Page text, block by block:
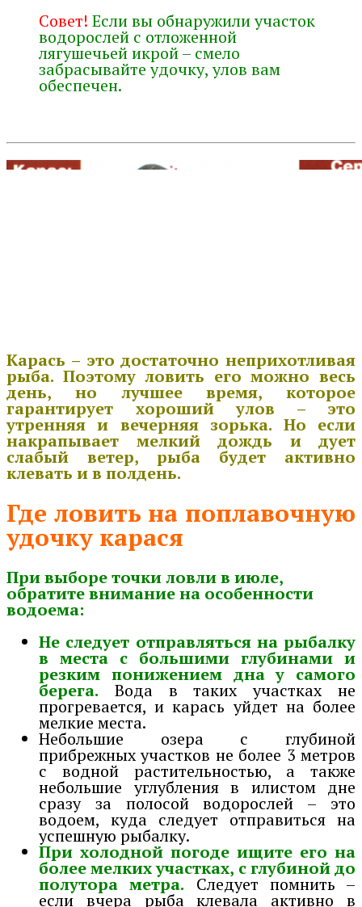
Совет! Если вы обнаружили участок
водорослей с отложенной
лягушечьей икрой – смело
забрасывайте удочку, улов вам
обеспечен.
Карась – это достаточно неприхотливая
рыба. Поэтому ловить его можно весь
день, но лучшее время, которое
гарантирует хороший улов – это
утренняя и вечерняя зорька. Но если
накрапывает мелкий дождь и дует
слабый ветер, рыба будет активно
клевать и в полдень.
Где ловить на поплавочную
удочку карася
При выборе точки ловли в июле,
обратите внимание на особенности
водоема:
Не следует отправляться на рыбалку
в места с большими глубинами и
резким понижением дна у самого
берега. Вода в таких участках не
прогревается, и карась уйдет на более
мелкие места.
Небольшие озера с глубиной
прибрежных участков не более 3 метров
с водной растительностью, а также
небольшие углубления в илистом дне
сразу за полосой водорослей – это
водоем, куда следует отправиться на
успешную рыбалку.
При холодной погоде ищите его на
более мелких участках, с глубиной до
полутора метра. Следует помнить –
если вчера рыба клевала активно в